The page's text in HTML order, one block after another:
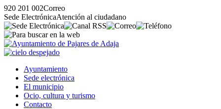
920 201 002Correo
Sede ElectrónicaAtención al ciudadano
Ayuntamiento
Sede electrónica
El municipio
Ocio, cultura y turismo
Contacto